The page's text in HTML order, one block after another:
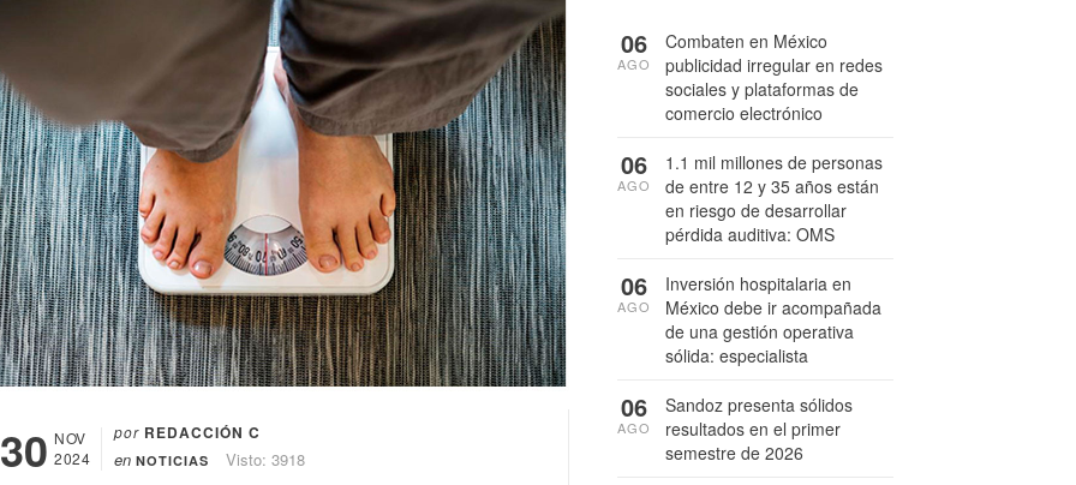
30 NOV
2024
por REDACCIÓN C
en NOTICIAS Visto: 3918
Combaten en México
publicidad irregular en redes
sociales y plataformas de
comercio electrónico
06
AGO
1.1 mil millones de personas
de entre 12 y 35 años están
en riesgo de desarrollar
pérdida auditiva: OMS
06
AGO
Inversión hospitalaria en
México debe ir acompañada
de una gestión operativa
sólida: especialista
06
AGO
Sandoz presenta sólidos
resultados en el primer
semestre de 2026
06
AGO